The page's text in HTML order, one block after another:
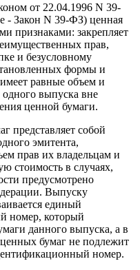
от 22.04.1996 N 39-
- Закон N 39-ФЗ) ценная
признаками: закрепляет
прав,
и безусловному
формы и
равные объем и
выпуска вне
ценной бумаги.
представляет собой
эмитента,
прав их владельцам и
стоимость в случаях,
предусмотрено
Выпуску
единый
номер, который
данного выпуска, а в
бумаг не подлежит
номер.